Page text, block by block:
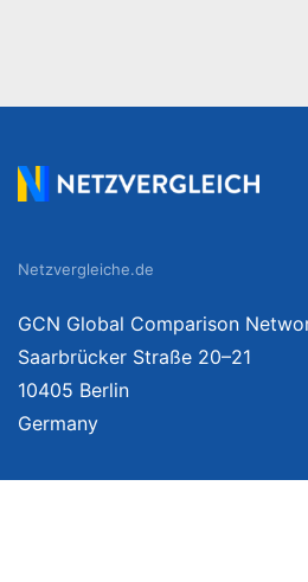
Netzvergleiche.de
GCN Global Comparison
Saarbrücker Straße 20–21
10405 Berlin
Germany